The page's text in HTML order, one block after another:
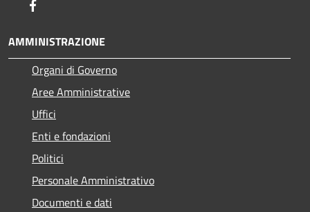
AMMINISTRAZIONE
Organi di Governo
Aree Amministrative
Uffici
Enti e fondazioni
Politici
Personale Amministrativo
Documenti e dati